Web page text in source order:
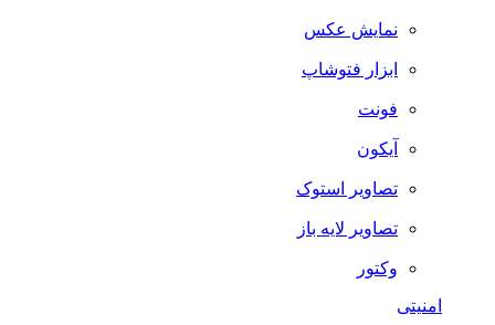
نمایش عکس
ابزار فتوشاپ
فونت
آیکون
تصاویر استوک
تصاویر لایه باز
وکتور
امنیتی